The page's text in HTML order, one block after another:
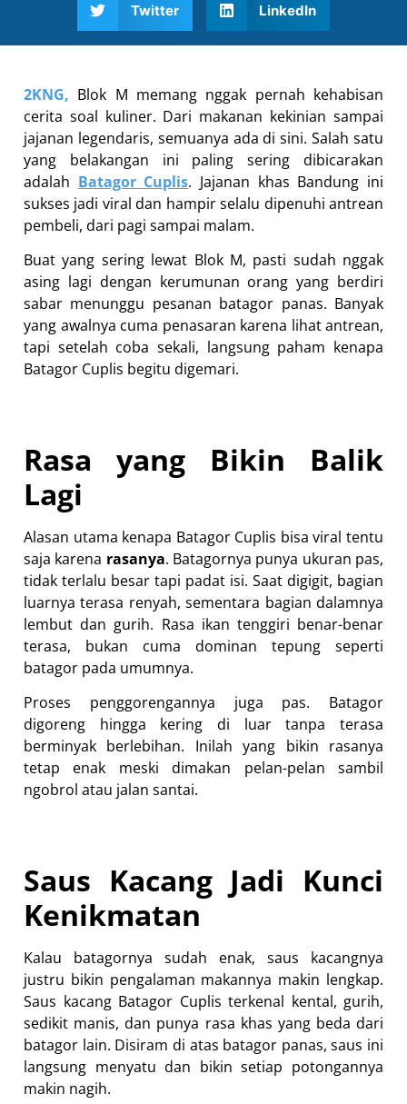
Twitter LinkedIn
2KNG, Blok M memang nggak pernah kehabisan
cerita soal kuliner. Dari makanan kekinian sampai
jajanan legendaris, semuanya ada di sini. Salah satu
yang belakangan ini paling sering dibicarakan
adalah Batagor Cuplis. Jajanan khas Bandung ini
sukses jadi viral dan hampir selalu dipenuhi antrean
pembeli, dari pagi sampai malam.
Buat yang sering lewat Blok M, pasti sudah nggak
asing lagi dengan kerumunan orang yang berdiri
sabar menunggu pesanan batagor panas. Banyak
yang awalnya cuma penasaran karena lihat antrean,
tapi setelah coba sekali, langsung paham kenapa
Batagor Cuplis begitu digemari.
Rasa yang Bikin Balik
Lagi
Alasan utama kenapa Batagor Cuplis bisa viral tentu
saja karena rasanya. Batagornya punya ukuran pas,
tidak terlalu besar tapi padat isi. Saat digigit, bagian
luarnya terasa renyah, sementara bagian dalamnya
lembut dan gurih. Rasa ikan tenggiri benar-benar
terasa, bukan cuma dominan tepung seperti
batagor pada umumnya.
Proses penggorengannya juga pas. Batagor
digoreng hingga kering di luar tanpa terasa
berminyak berlebihan. Inilah yang bikin rasanya
tetap enak meski dimakan pelan-pelan sambil
ngobrol atau jalan santai.
Saus Kacang Jadi Kunci
Kenikmatan
Kalau batagornya sudah enak, saus kacangnya
justru bikin pengalaman makannya makin lengkap.
Saus kacang Batagor Cuplis terkenal kental, gurih,
sedikit manis, dan punya rasa khas yang beda dari
batagor lain. Disiram di atas batagor panas, saus ini
langsung menyatu dan bikin setiap potongannya
makin nagih.